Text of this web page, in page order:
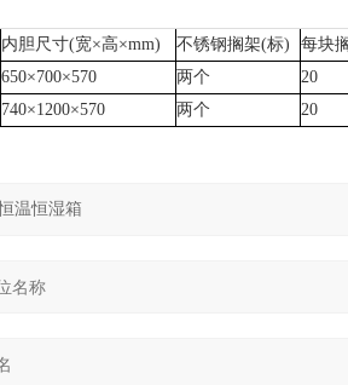
内胆尺寸(宽×高×mm) 不锈钢搁架(标)
每块
650×700×570 两个
20
740×1200×570 两个 20